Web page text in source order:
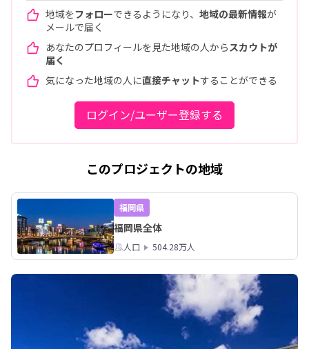
地域をフォローできるようになり、 地域の最新情報が
メールで届く
あなたのプロフィールを見た地域の人から スカウトが
届く
気になった地域の人に直接チャットすることができる
ログイン/ユーザー登録する
このプロジェクトの地域
福岡県
福岡県全体
人口 504.28万人